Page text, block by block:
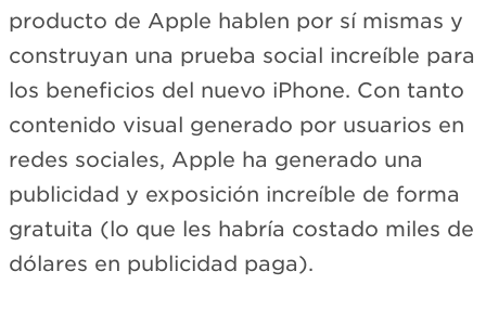
producto de Apple hablen por sí mismas y
construyan una prueba social increíble para
los beneficios del nuevo iPhone. Con tanto
contenido visual generado por usuarios en
redes sociales, Apple ha generado una
publicidad y exposición increíble de forma
gratuita (lo que les habría costado miles de
dólares en publicidad paga).